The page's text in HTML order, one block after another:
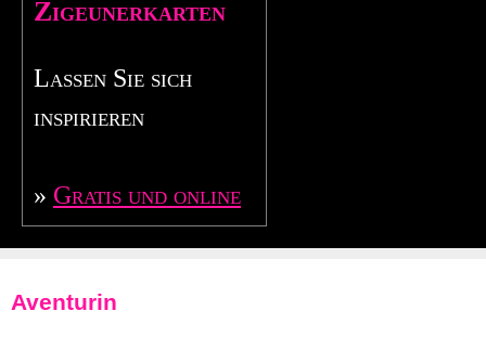
Zigeunerkarten
Lassen Sie sich
inspirieren
» Gratis und online
Aventurin